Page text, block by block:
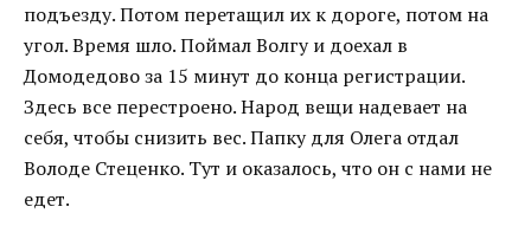
подъезду. Потом перетащил их к дороге, потом на
угол. Время шло. Поймал Волгу и доехал в
Домодедово за 15 минут до конца регистрации.
Здесь все перестроено. Народ вещи надевает на
себя, чтобы снизить вес. Папку для Олега отдал
Володе Стеценко. Тут и оказалось, что он с нами не
едет.